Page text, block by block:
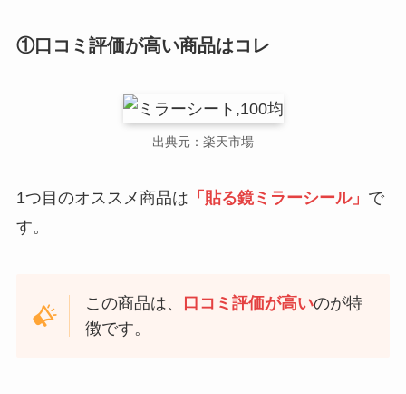
①口コミ評価が高い商品はコレ
出典元：楽天市場
1つ目のオススメ商品は 「貼る鏡ミラーシール」 で
す。
この商品は、 口コミ評価が高いのが特
徴です。